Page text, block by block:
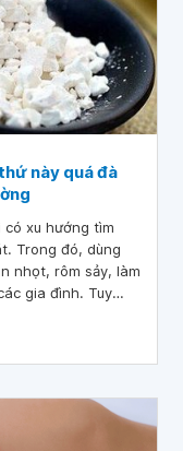
này quá đà
xu hướng tìm
Trong đó, dùng
nhọt, rôm sảy, làm
gia đình. Tuy